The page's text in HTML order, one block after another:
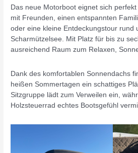
Das neue Motorboot eignet sich
mit Freunden, einen entspannten
oder eine kleine Entdeckungstour rund
Scharmützelsee. Mit Platz für bis zu
ausreichend Raum zum Relaxen,
Dank des komfortablen Sonnendachs
heißen Sommertagen ein schattiges
Sitzgruppe lädt zum Verweilen ein,
Holzsteuerrad echtes Bootsgefühl